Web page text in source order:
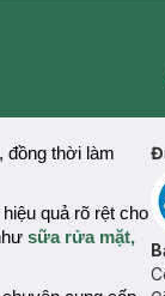
đồng thời làm
quả rõ rệt cho
sữa rửa mặt,